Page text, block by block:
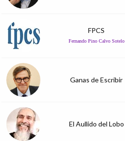
FPCS
Fernando Pino Calvo Sotelo
Ganas de Escribir
El Aullido del Lobo